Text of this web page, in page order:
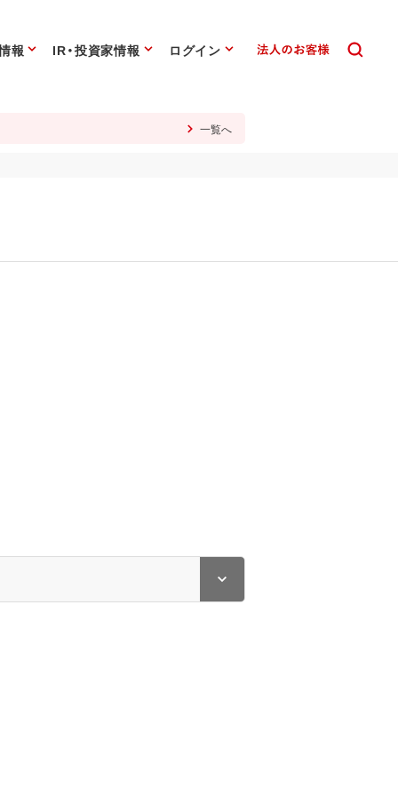
報 IR・投資家情報 ログイン
一覧へ